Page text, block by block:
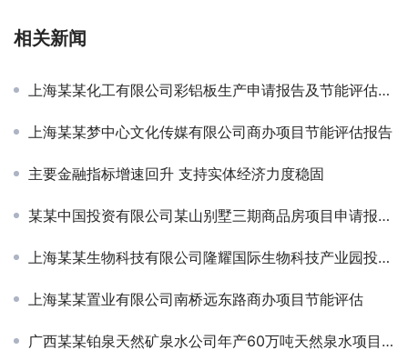
相关新闻
上海某某化工有限公司彩铝板生产申请报告及节能评估项目签约
上海某某梦中心文化传媒有限公司商办项目节能评估报告
主要金融指标增速回升 支持实体经济力度稳固
某某中国投资有限公司某山别墅三期商品房项目申请报告、节能分析篇及环境影响报告书项目签约
上海某某生物科技有限公司隆耀国际生物科技产业园投资规划方案
上海某某置业有限公司南桥远东路商办项目节能评估
广西某某铂泉天然矿泉水公司年产60万吨天然泉水项目可行性研究